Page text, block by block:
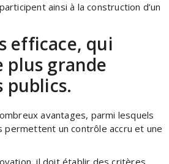
ainsi à la construction d’un
efficace, qui
grande
publics.
avantages, parmi lesquels
permettent un contrôle accru et une
il doit établir des critères